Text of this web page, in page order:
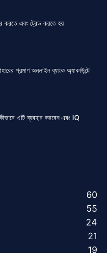
এবং ট্রেড করতে হয়
প্রমাণ অনলাইন ব্যাংক অ্যাকাউন্টে
এটি ব্যবহার করবেন এবং IQ
60
55
24
21
19